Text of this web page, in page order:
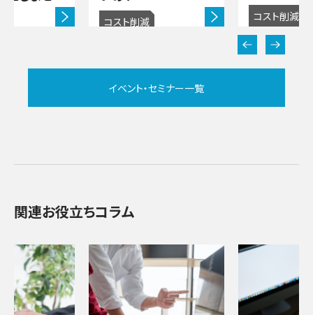
コスト削減 コスト削減
イベント・セミナー一覧
関連お役立ちコラム